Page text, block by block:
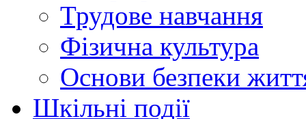
Трудове навчання
Фізична культура
Основи безпеки
Шкільні події